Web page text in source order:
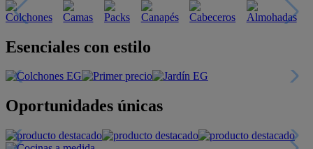
Esenciales con estilo
Oportunidades únicas